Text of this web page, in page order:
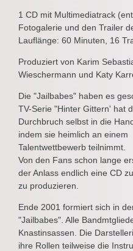
1 CD mit Multimediatrack
Fotogalerie und den Trailer
Lauflänge: 60 Minuten, 16
Produziert von Karim
Wieschermann und Katy
Die "Jailbabes" haben es
TV-Serie "Hinter Gittern' hat
Durchbruch selbst in die
indem sie heimlich an einem
Talentwettbewerb teilnimmt.
Von den Fans schon lange
der Anlass endlich eine CD
zu produzieren.
Ende 2001 formiert sich in
"Jailbabes". Alle
Knastinsassen. Die
ihre Rollen teilweise die